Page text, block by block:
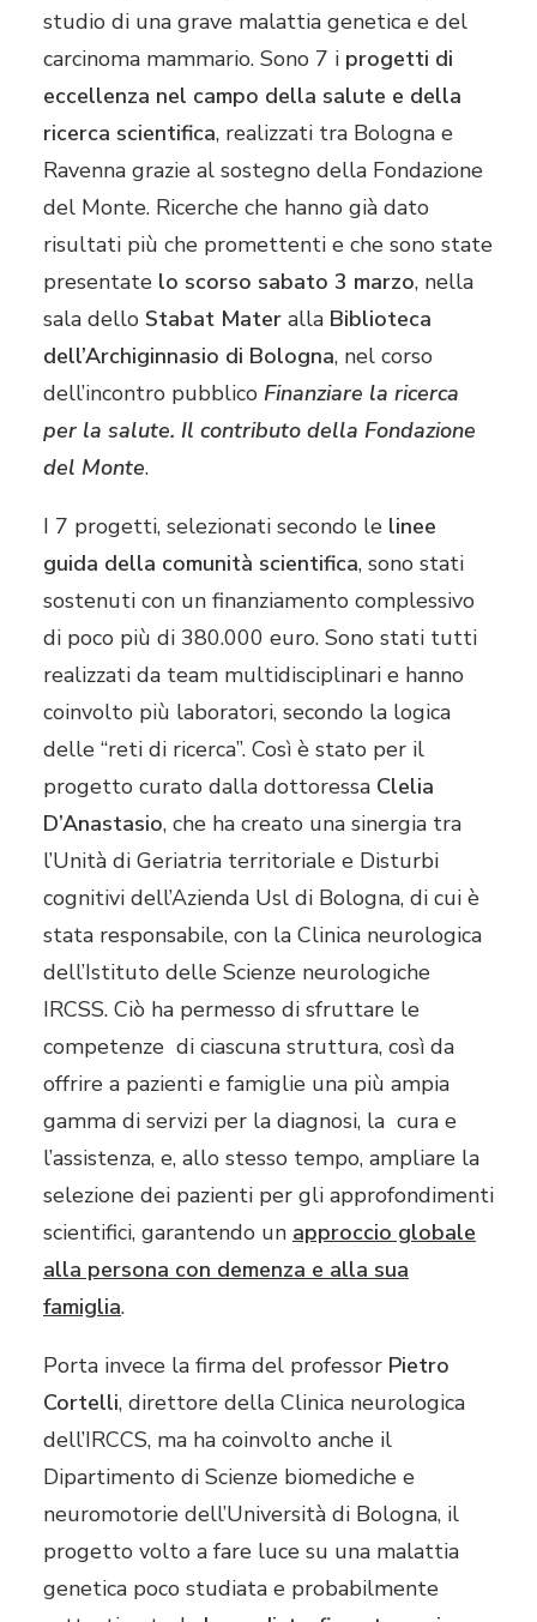
studio di una grave malattia genetica e del
carcinoma mammario. Sono 7 i progetti di
eccellenza nel campo della salute e della
ricerca scientifica, realizzati tra Bologna e
Ravenna grazie al sostegno della Fondazione
del Monte. Ricerche che hanno già dato
risultati più che promettenti e che sono state
presentate lo scorso sabato 3 marzo, nella
sala dello Stabat Mater alla Biblioteca
dell’Archiginnasio di Bologna, nel corso
dell’incontro pubblico Finanziare la ricerca
per la salute. Il contributo della Fondazione
del Monte.
I 7 progetti, selezionati secondo le linee
guida della comunità scientifica, sono stati
sostenuti con un finanziamento complessivo
di poco più di 380.000 euro. Sono stati tutti
realizzati da team multidisciplinari e hanno
coinvolto più laboratori, secondo la logica
delle “reti di ricerca”. Così è stato per il
progetto curato dalla dottoressa Clelia
D’Anastasio, che ha creato una sinergia tra
l’Unità di Geriatria territoriale e Disturbi
cognitivi dell’Azienda Usl di Bologna, di cui è
stata responsabile, con la Clinica neurologica
dell’Istituto delle Scienze neurologiche
IRCSS. Ciò ha permesso di sfruttare le
competenze di ciascuna struttura, così da
offrire a pazienti e famiglie una più ampia
gamma di servizi per la diagnosi, la cura e
l’assistenza, e, allo stesso tempo, ampliare la
selezione dei pazienti per gli approfondimenti
scientifici, garantendo un approccio globale
alla persona con demenza e alla sua
famiglia.
Porta invece la firma del professor Pietro
Cortelli, direttore della Clinica neurologica
dell’IRCCS, ma ha coinvolto anche il
Dipartimento di Scienze biomediche e
neuromotorie dell’Università di Bologna, il
progetto volto a fare luce su una malattia
genetica poco studiata e probabilmente